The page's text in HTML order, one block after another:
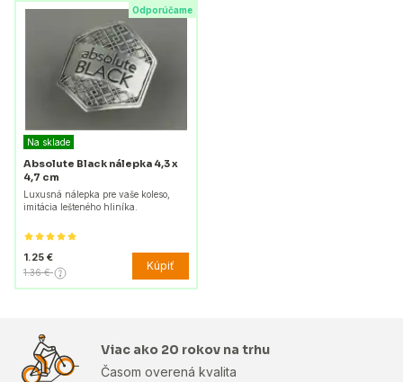
Odporúčame
Na sklade
Absolute Black nálepka 4,3 x
4,7 cm
Luxusná nálepka pre vaše koleso,
imitácia lešteného hliníka.
1.25 €
1.36 € Kúpiť
Viac ako 20 rokov na trhu
Časom overená kvalita